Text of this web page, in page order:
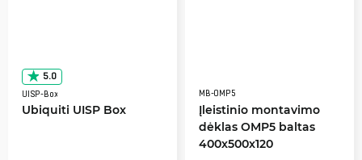
5.0
UISP-Box
Ubiquiti UISP Box
MB-OMP5
Įleistinio montavimo
dėklas OMP5 baltas
400x500x120